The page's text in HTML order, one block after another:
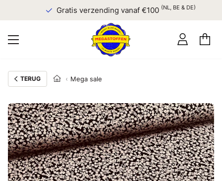
Gratis verzending vanaf €100(NL, BE & DE)
TERUG Mega sale